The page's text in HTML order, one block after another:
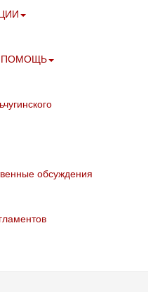
ПОМОЩЬ
обсуждения